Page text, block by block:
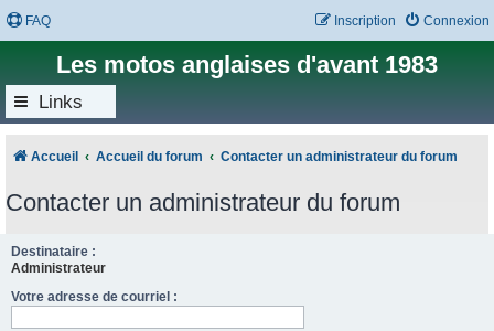
FAQ Connexion
Inscription
Les motos anglaises d'avant 1983
Links
Accueil Accueil du forum Contacter un administrateur du forum
Contacter un administrateur du forum
Destinataire :
Administrateur
Votre adresse de courriel :